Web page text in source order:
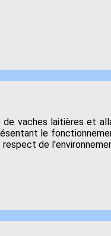
vaches laitières et
le
de